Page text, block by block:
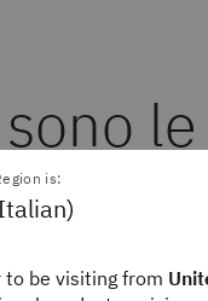
sono
dell'AI è un
is:
to be visiting from